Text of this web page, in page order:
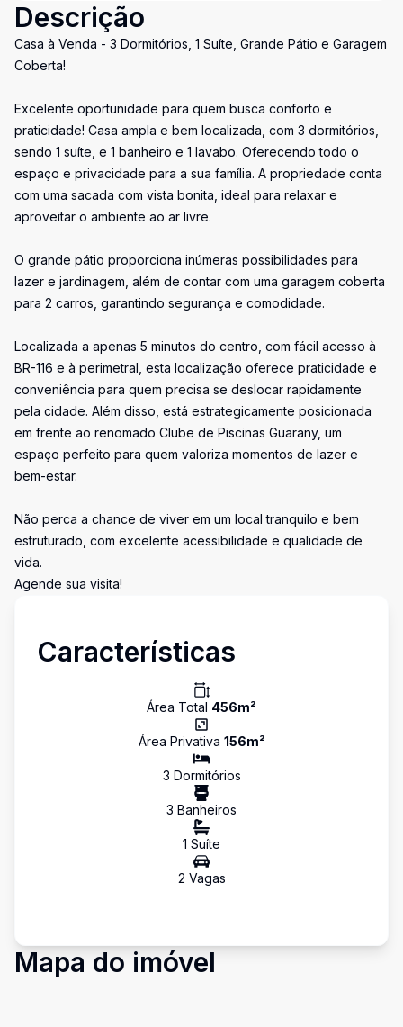
Descrição
Casa à Venda - 3 Dormitórios, 1 Suíte, Grande Pátio e Garagem
Coberta!
Excelente oportunidade para quem busca conforto e
praticidade! Casa ampla e bem localizada, com 3 dormitórios,
sendo 1 suíte, e 1 banheiro e 1 lavabo. Oferecendo todo o
espaço e privacidade para a sua família. A propriedade conta
com uma sacada com vista bonita, ideal para relaxar e
aproveitar o ambiente ao ar livre.
O grande pátio proporciona inúmeras possibilidades para
lazer e jardinagem, além de contar com uma garagem coberta
para 2 carros, garantindo segurança e comodidade.
Localizada a apenas 5 minutos do centro, com fácil acesso à
BR-116 e à perimetral, esta localização oferece praticidade e
conveniência para quem precisa se deslocar rapidamente
pela cidade. Além disso, está estrategicamente posicionada
em frente ao renomado Clube de Piscinas Guarany, um
espaço perfeito para quem valoriza momentos de lazer e
bem-estar.
Não perca a chance de viver em um local tranquilo e bem
estruturado, com excelente acessibilidade e qualidade de
vida.
Agende sua visita!
Características
Área Total 456m²
Área Privativa 156m²
3 Dormitórios
3 Banheiros
1 Suíte
2 Vagas
Mapa do imóvel